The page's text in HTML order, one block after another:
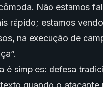
Não estamos
rápido; estamos
na execução de
é simples: defesa
quando o